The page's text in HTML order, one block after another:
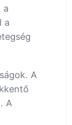
a
a
A
A